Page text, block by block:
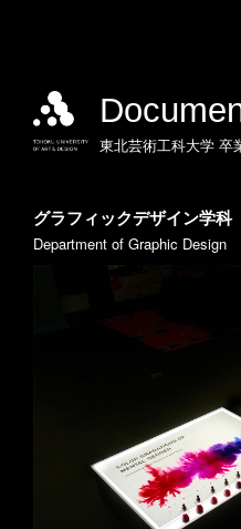
東北芸術工科大学 卒
グラフィックデザイン学科
Department of Graphic Design